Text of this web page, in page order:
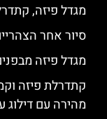
מגדל פיזה,
סיור אחר
מגדל פיזה
מהירה עם דילוג